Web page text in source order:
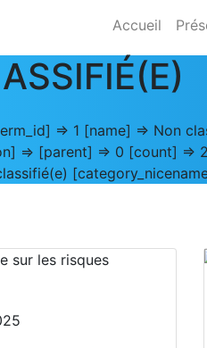
Accueil
=> 1 [name] => Non
=> [parent] => 0 [count] =>